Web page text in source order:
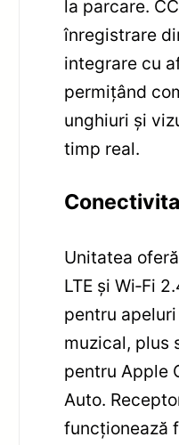
la parcare.
înregistrare
integrare cu
permițând
unghiuri și
timp real.
Unitatea
LTE și Wi‑Fi
pentru
muzical, plus
pentru Apple
Auto.
funcționează